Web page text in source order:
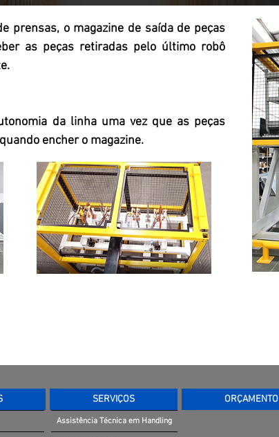
prensas, o magazine de saída de peças
as peças retiradas pelo último robô
da linha uma vez que as peças
encher o magazine.
SERVIÇOS ORÇAMENTO
Assistência Técnica em Handling